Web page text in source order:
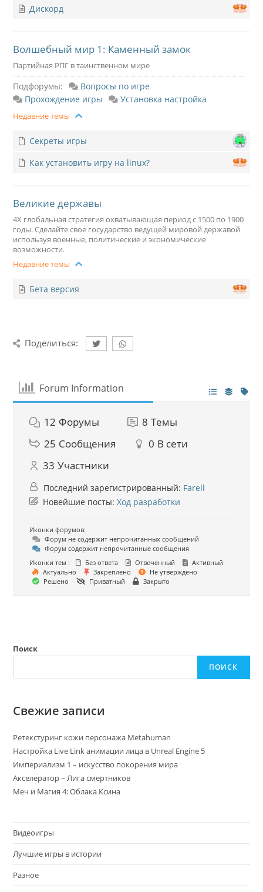
Дискорд
Волшебный мир 1: Каменный замок
Партийная РПГ в таинственном мире
Подфорумы:
Вопросы по игре
Прохождение игры
Установка настройка
Недавние темы
Секреты игры
Как установить игру на linux?
Великие державы
4X глобальная стратегия охватывающая период с 1500 по 1900
годы. Сделайте свое государство ведущей мировой державой
используя военные, политические и экономические
возможности.
Недавние темы
Бета версия
Поделиться:
Forum Information
12 Форумы 8 Темы
25 Сообщения 0 В сети
33 Участники
Последний зарегистрированный: Farell
Новейшие посты:Ход разработки
Иконки форумов:
Форум не содержит непрочитанных сообщений
Форум содержит непрочитанные сообщения
Иконки тем :
Без ответа Отвеченный
Активный
Актуально
Закреплено
Не утверждено
Решено
Приватный Закрыто
Поиск
ПОИСК
Свежие записи
Ретекстуринг кожи персонажа Metahuman
Настройка Live Link анимации лица в Unreal Engine 5
Империализм 1 – искусство покорения мира
Акселератор – Лига смертников
Меч и Магия 4: Облака Ксина
Видеоигры
Лучшие игры в истории
Разное